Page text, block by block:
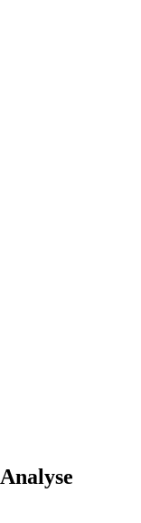
Analyse